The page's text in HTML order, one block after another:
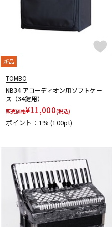
新品
TOMBO
NB34 アコーディオン用ソフトケー
ス（34鍵用）
販売価格¥11,000(税込)
ポイント：1%(100pt)